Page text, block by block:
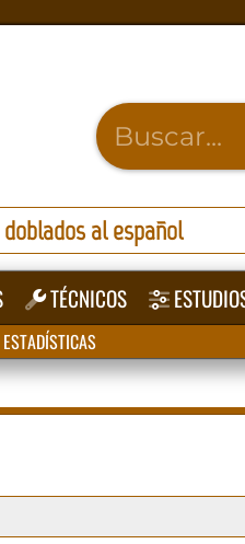
al español
TÉCNICOS